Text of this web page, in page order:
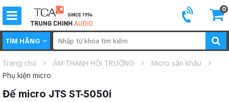
0
TÌM HÃNG
Trang chủ ÂM THANH HỘI TRƯỜNG
Micro sân khấu
Phụ kiện micro
Đế micro JTS ST-5050i